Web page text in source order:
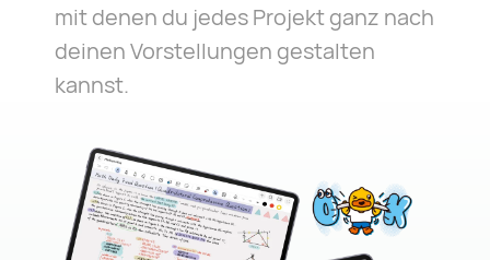
mit denen du jedes Projekt ganz nach
deinen Vorstellungen gestalten
kannst.